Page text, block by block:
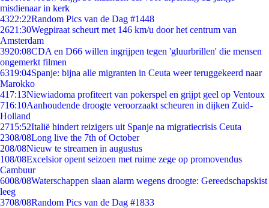
misdienaar in kerk
4322:22Random Pics van de Dag #1448
2621:30Wegpiraat scheurt met 146 km/u door het centrum van
Amsterdam
3920:08CDA en D66 willen ingrijpen tegen 'gluurbrillen' die mensen
ongemerkt filmen
6319:04Spanje: bijna alle migranten in Ceuta weer teruggekeerd naar
Marokko
417:13Niewiadoma profiteert van pokerspel en grijpt geel op Ventoux
716:10Aanhoudende droogte veroorzaakt scheuren in dijken Zuid-
Holland
2715:52Italië hindert reizigers uit Spanje na migratiecrisis Ceuta
2308/08Long live the 7th of October
208/08Nieuw te streamen in augustus
108/08Excelsior opent seizoen met ruime zege op promovendus
Cambuur
6008/08Waterschappen slaan alarm wegens droogte: Gereedschapskist
leeg
3708/08Random Pics van de Dag #1833